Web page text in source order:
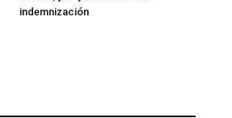
indemnización